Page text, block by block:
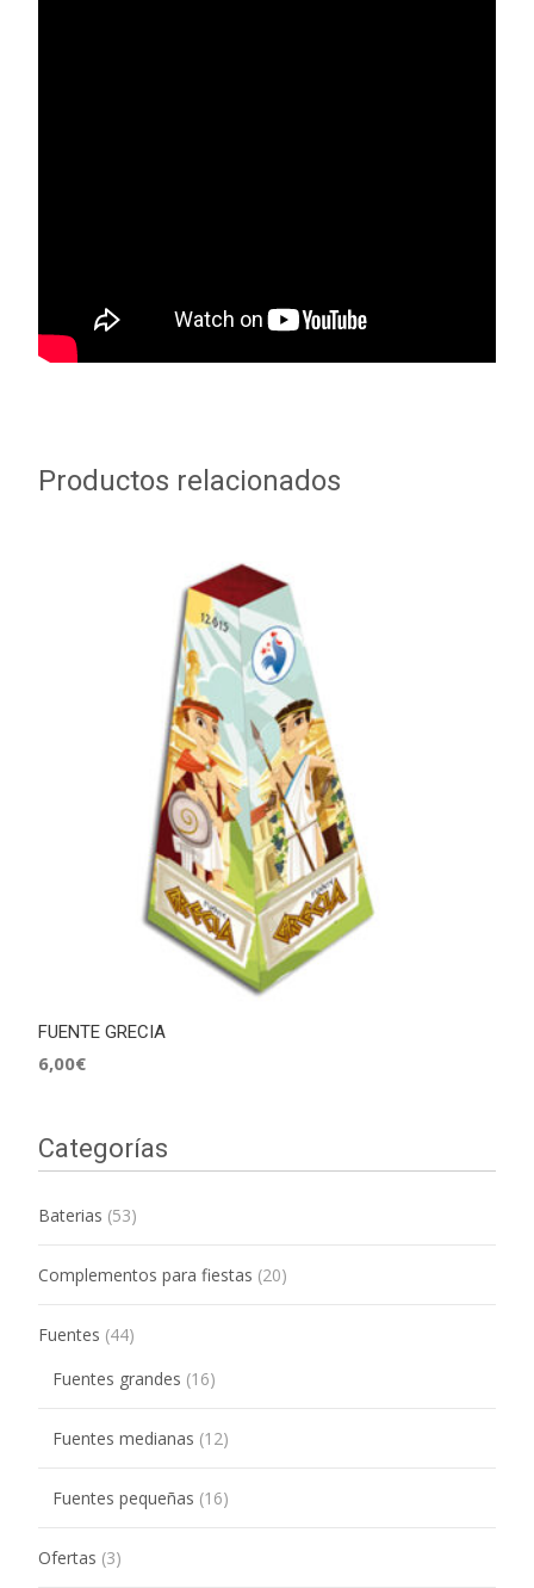
Productos relacionados
FUENTE GRECIA
6,00€
Categorías
Baterias (53)
Complementos para fiestas (20)
Fuentes (44)
Fuentes grandes (16)
Fuentes medianas (12)
Fuentes pequeñas (16)
Ofertas (3)